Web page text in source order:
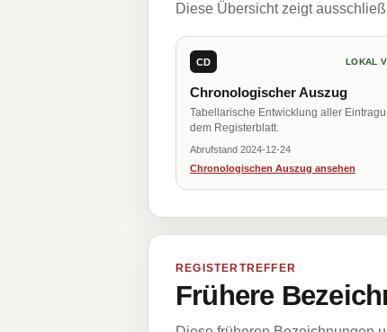
Diese Übersicht zeigt
CD LOKAL
Chronologischer Auszug
Tabellarische Entwicklung aller
dem Registerblatt.
Abrufstand 2024-12-24
Chronologischen Auszug ansehen
REGISTERTREFFER
Frühere